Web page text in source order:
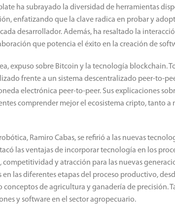
ha subrayado la diversidad de herramientas
enfatizando que la clave radica en probar y
desarrollador. Además, ha resaltado la
que potencia el éxito en la creación de
expuso sobre Bitcoin y la tecnología blockchain.
frente a un sistema descentralizado peer-to-
electrónica peer-to-peer. Sus explicaciones
comprender mejor el ecosistema cripto, tanto
Ramiro Cabas, se refirió a las nuevas
las ventajas de incorporar tecnología en los
y atracción para las nuevas
las diferentes etapas del proceso productivo,
de agricultura y ganadería de precisión.
y software en el sector agropecuario.